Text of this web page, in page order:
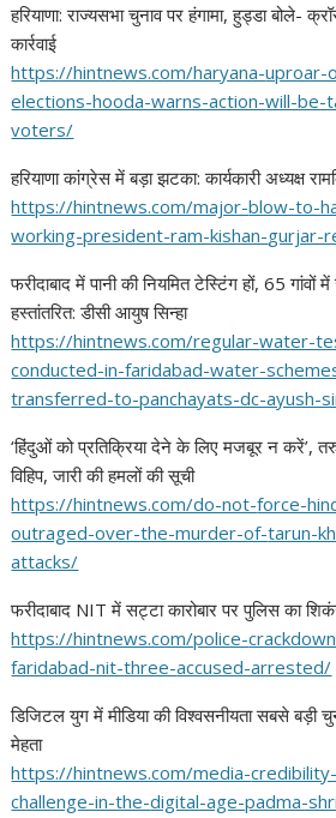
हरियाणा: राज्यसभा चुनाव पर हंगामा, हुड्डा बोले-
कार्रवाई
https://hintnews.com/haryana-uproar-
elections-hooda-warns-action-will-be-
voters/
हरियाणा कांग्रेस में बड़ा झटका: कार्यकारी अध्यक्ष
https://hintnews.com/major-blow-to-
working-president-ram-kishan-gurjar-
फरीदाबाद में पानी की नियमित टेस्टिंग हों, 65 गांवों
हस्तांतरित: डीसी आयुष सिन्हा
https://hintnews.com/regular-water-
conducted-in-faridabad-water-
transferred-to-panchayats-dc-ayush-
‘हिंदुओं को प्रतिक्रिया देने के लिए मजबूर न करें’,
विहिप, जारी की हमलों की सूची
https://hintnews.com/do-not-force-
outraged-over-the-murder-of-tarun-
attacks/
फरीदाबाद NIT में सट्टा कारोबार पर पुलिस का
https://hintnews.com/police-
faridabad-nit-three-accused-arrested/
डिजिटल युग में मीडिया की विश्वसनीयता सबसे बड़ी
मेहता
https://hintnews.com/media-
challenge-in-the-digital-age-padma-